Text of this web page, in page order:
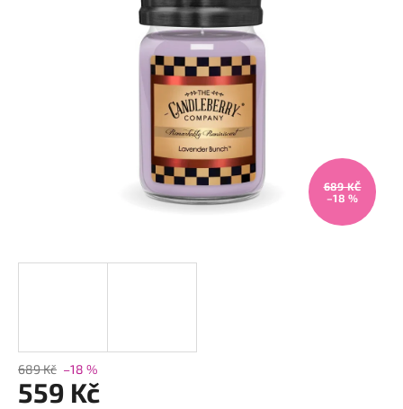
689 KČ
–18 %
689 Kč –18 %
559 Kč